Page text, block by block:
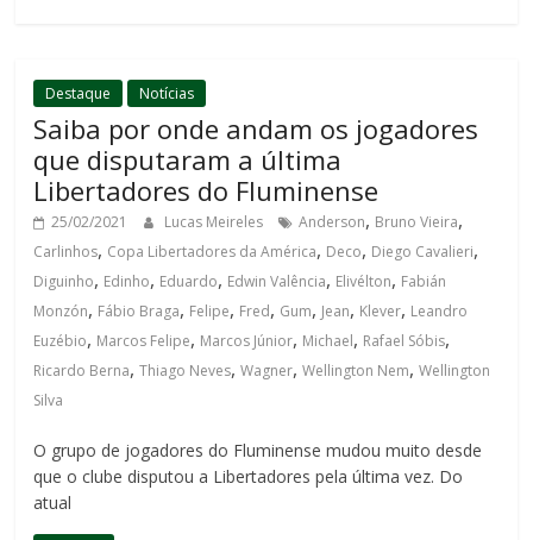
Destaque Notícias
Saiba por onde andam os jogadores
que disputaram a última
Libertadores do Fluminense
25/02/2021 Lucas Meireles Anderson, Bruno Vieira,
Carlinhos, Copa Libertadores da América, Deco, Diego Cavalieri,
Diguinho, Edinho, Eduardo, Edwin Valência, Elivélton, Fabián
Monzón, Fábio Braga, Felipe, Fred, Gum, Jean, Klever, Leandro
Euzébio, Marcos Felipe, Marcos Júnior, Michael, Rafael Sóbis,
Ricardo Berna,Thiago Neves,Wagner,Wellington Nem,Wellington
Silva
O grupo de jogadores do Fluminense mudou muito desde
que o clube disputou a Libertadores pela última vez. Do
atual